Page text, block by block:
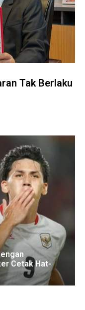
Tak Berlaku
Cetak Hat-